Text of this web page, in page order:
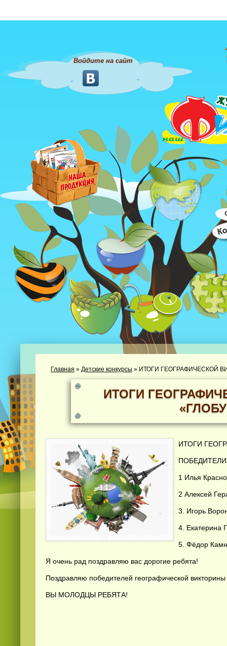
Войдите на сайт
Главная » Детские конкурсы » ИТОГИ ГЕОГРАФИЧЕСКОЙ
ИТОГИ
ИТОГИ
1 Илья
2 Алексей
3. Игорь
4. Екатерина
5. Фёдор
Я очень рад поздравляю вас дорогие ребята!
Поздравляю победителей географической
ВЫ МОЛОДЦЫ РЕБЯТА!